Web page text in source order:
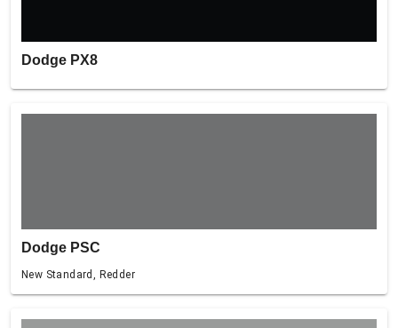
Dodge PX8
Dodge PSC
New Standard, Redder